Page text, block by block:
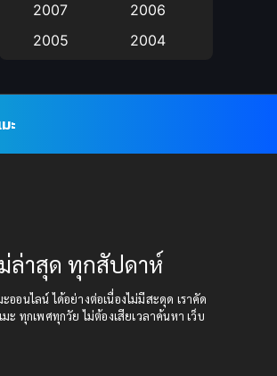
Blackmail (ข่มขู่)(1)
boys love (1)
Censored (เซ็นเซอร์)
2007
2006
2005
2004
1988
1987
1984
1983
ะ
ล่าสุด ทุกสัปดาห์
อนไลน์ ได้อย่างต่อเนื่องไม่มีสะดุด เราคัด
ทุกเพศทุกวัย ไม่ต้องเสียเวลาค้นหา เว็บ